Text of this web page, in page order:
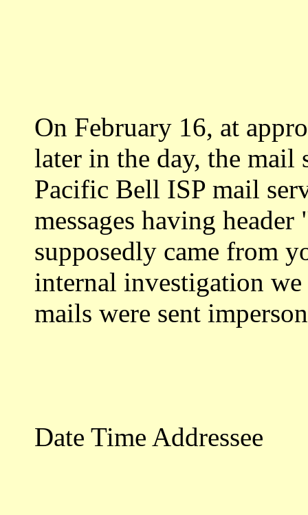
On February 16, at
later in the day, the mail
Pacific Bell ISP mail
messages having
supposedly came from
internal investigation
mails were sent
Date Time Addressee